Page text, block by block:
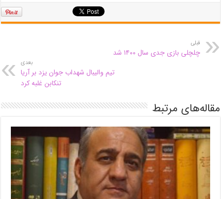
قبلی
چلچلی بازی جدی سال ۱۴۰۰ شد
بعدی
تیم والیبال شهداب جوان یزد بر آریا
تنکابن غلبه کرد
مقاله‌های مرتبط